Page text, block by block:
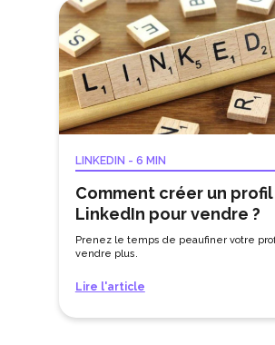
LINKEDIN - 6 MIN
Comment créer un profil
LinkedIn pour vendre ?
Prenez le temps de peaufiner votre
vendre plus.
Lire l'article